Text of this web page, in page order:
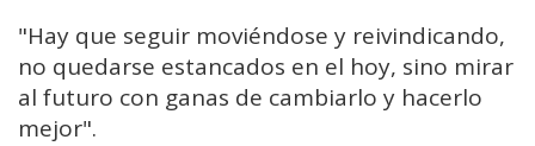
"Hay que seguir moviéndose y reivindicando,
no quedarse estancados en el hoy, sino mirar
al futuro con ganas de cambiarlo y hacerlo
mejor".